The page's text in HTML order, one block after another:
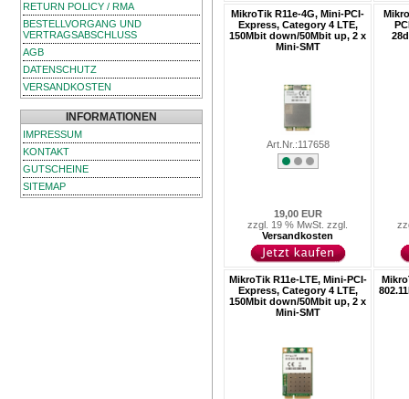
RETURN POLICY / RMA
BESTELLVORGANG UND
VERTRAGSABSCHLUSS
AGB
DATENSCHUTZ
VERSANDKOSTEN
INFORMATIONEN
IMPRESSUM
KONTAKT
GUTSCHEINE
SITEMAP
MikroTik R11e-4G, Mini-PCI-
Express, Category 4 LTE,
150Mbit down/50Mbit up, 2 x
Mini-SMT
Art.Nr.:117658
19,00 EUR
zzgl. 19 % MwSt. zzgl.
Versandkosten
MikroTik R11e-LTE, Mini-PCI-
Express, Category 4 LTE,
150Mbit down/50Mbit up, 2 x
Mini-SMT